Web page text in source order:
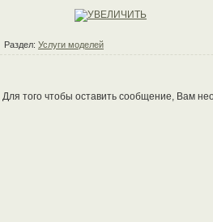
Раздел: Услуги моделей
Для того чтобы оставить сообщение, Вам